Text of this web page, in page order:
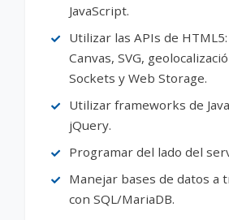
JavaScript.
Utilizar las APIs de
Canvas, SVG,
Sockets y Web Storage.
Utilizar frameworks de
jQuery.
Programar del lado del
Manejar bases de datos a
con SQL/MariaDB.